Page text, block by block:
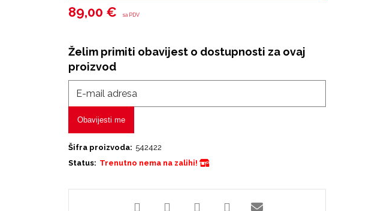
89,00 € sa PDV
Želim primiti obavijest o dostupnosti za ovaj
proizvod
Obavijesti me
Šifra proizvoda: 542422
Status: Trenutno nema na zalihi!